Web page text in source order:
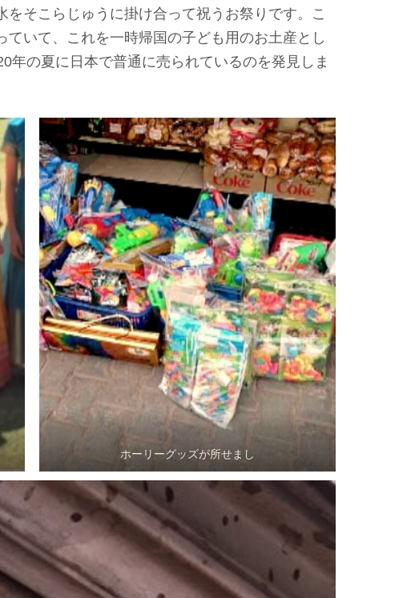
そこらじゅうに掛け合って祝うお祭りです。こ
いて、これを一時帰国の子ども用のお土産とし
の夏に日本で普通に売られているのを発見しま
ホーリーグッズが所せまし